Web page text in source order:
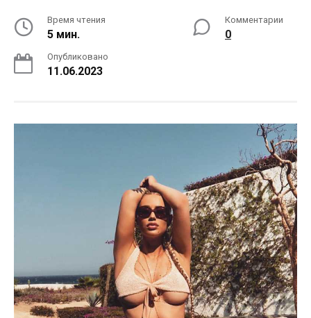
Время чтения
5 мин.
Комментарии
0
Опубликовано
11.06.2023